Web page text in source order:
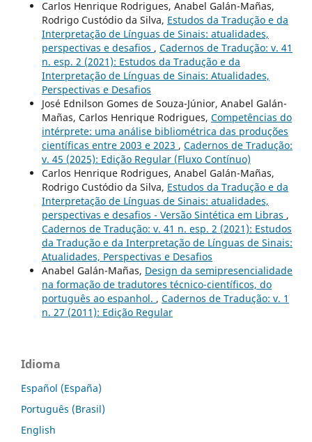
Carlos Henrique Rodrigues, Anabel Galán-Mañas,
Rodrigo Custódio da Silva, Estudos da Tradução e da
Interpretação de Línguas de Sinais: atualidades,
perspectivas e desafios , Cadernos de Tradução: v. 41
n. esp. 2 (2021): Estudos da Tradução e da
Interpretação de Línguas de Sinais: Atualidades,
Perspectivas e Desafios
José Ednilson Gomes de Souza-Júnior, Anabel Galán-
Mañas, Carlos Henrique Rodrigues, Competências do
intérprete: uma análise bibliométrica das produções
científicas entre 2003 e 2023 , Cadernos de Tradução:
v. 45 (2025): Edição Regular (Fluxo Contínuo)
Carlos Henrique Rodrigues, Anabel Galán-Mañas,
Rodrigo Custódio da Silva, Estudos da Tradução e da
Interpretação de Línguas de Sinais: atualidades,
perspectivas e desafios - Versão Sintética em Libras ,
Cadernos de Tradução: v. 41 n. esp. 2 (2021): Estudos
da Tradução e da Interpretação de Línguas de Sinais:
Atualidades, Perspectivas e Desafios
Anabel Galán-Mañas, Design da semipresencialidade
na formação de tradutores técnico-científicos, do
português ao espanhol. , Cadernos de Tradução: v. 1
n. 27 (2011): Edição Regular
Idioma
Español (España)
Português (Brasil)
English